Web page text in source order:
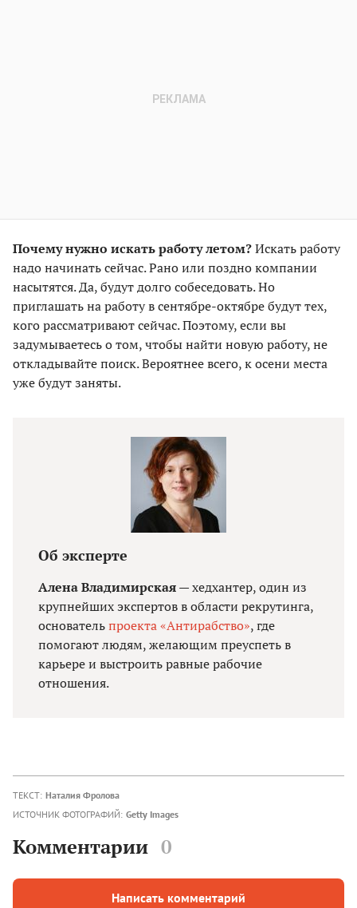
Почему нужно искать работу летом?Искать работу
надо начинать сейчас. Рано или поздно компании
насытятся. Да, будут долго собеседовать. Но
приглашать на работу в сентябре-октябре будут тех,
кого рассматривают сейчас. Поэтому, если вы
задумываетесь о том, чтобы найти новую работу, не
откладывайте поиск. Вероятнее всего, к осени места
уже будут заняты.
Об эксперте
Алена Владимирская— хедхантер, один из
крупнейших экспертов в области рекрутинга,
основательпроекта «Антирабство», где
помогают людям, желающим преуспеть в
карьере и выстроить равные рабочие
отношения.
ТЕКСТ: Наталия Фролова
ИСТОЧНИК ФОТОГРАФИЙ: Getty Images
Комментарии 0
Написать комментарий